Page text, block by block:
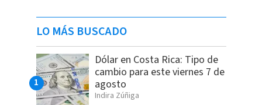
LO MÁS BUSCADO
Dólar en Costa Rica: Tipo de
cambio para este viernes 7 de
agosto
Indira Zúñiga